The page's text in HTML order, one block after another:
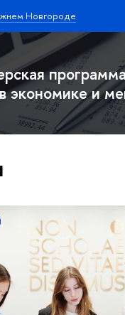
Новгороде
экономике и